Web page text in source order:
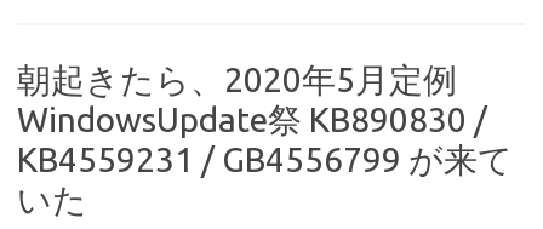
朝起きたら、2020年5月定例
WindowsUpdate祭 KB890830 /
KB4559231 / GB4556799 が来て
いた